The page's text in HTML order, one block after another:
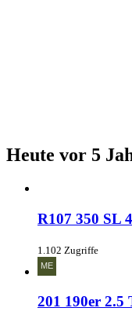
Heute vor 5
R107 350 SL
1.102 Zugriffe
201 190er 2.5